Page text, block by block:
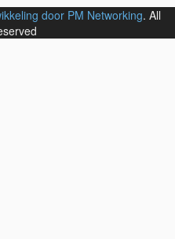
door PM Networking. All